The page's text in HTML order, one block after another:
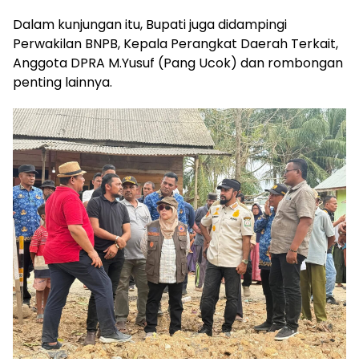
Dalam kunjungan itu, Bupati juga didampingi
Perwakilan BNPB, Kepala Perangkat Daerah Terkait,
Anggota DPRA M.Yusuf (Pang Ucok) dan rombongan
penting lainnya.